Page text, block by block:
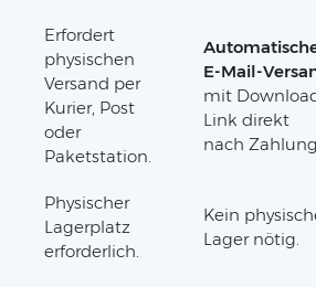
Erfordert
physischen
Versand per
Kurier, Post
oder
Paketstation.
E-Mail-
mit
Link direkt
nach
Physischer
Lagerplatz
erforderlich.
Kein
Lager nötig.